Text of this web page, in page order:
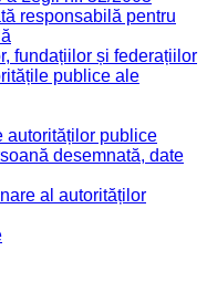
responsabilă pentru
fundațiilor și federațiilor
publice ale
autorităților publice
desemnată, date
al autorităților